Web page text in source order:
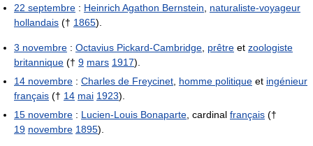
22 septembre : Heinrich Agathon Bernstein, naturaliste-voyageur
hollandais († 1865).
3 novembre : Octavius Pickard-Cambridge, prêtre et zoologiste
britannique († 9 mars 1917).
14 novembre : Charles de Freycinet, homme politique et ingénieur
français († 14 mai 1923).
15 novembre : Lucien-Louis Bonaparte, cardinal français (†
19 novembre 1895).